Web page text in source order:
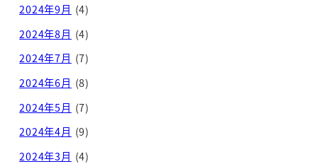
2024年9月 (4)
2024年8月 (4)
2024年7月 (7)
2024年6月 (8)
2024年5月 (7)
2024年4月 (9)
2024年3月 (4)